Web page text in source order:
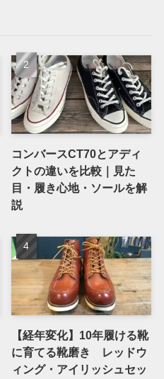
コンバースCT70とアディ
クトの違いを比較｜見た
目・履き心地・ソールを解
説
【経年変化】10年履ける靴
に育てる靴磨き レッドウ
ィング・アイリッシュセッ